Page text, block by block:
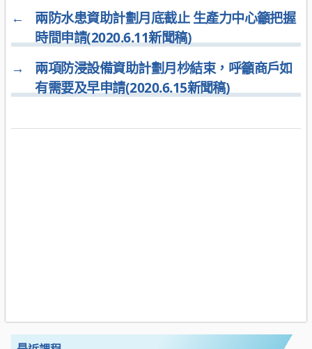
←
兩防水患資助計劃月底截止 生產力中心籲把握
時間申請(2020.6.11新聞稿)
→
兩項防浸設備資助計劃月杪結束，呼籲商戶如
有需要及早申請(2020.6.15新聞稿)